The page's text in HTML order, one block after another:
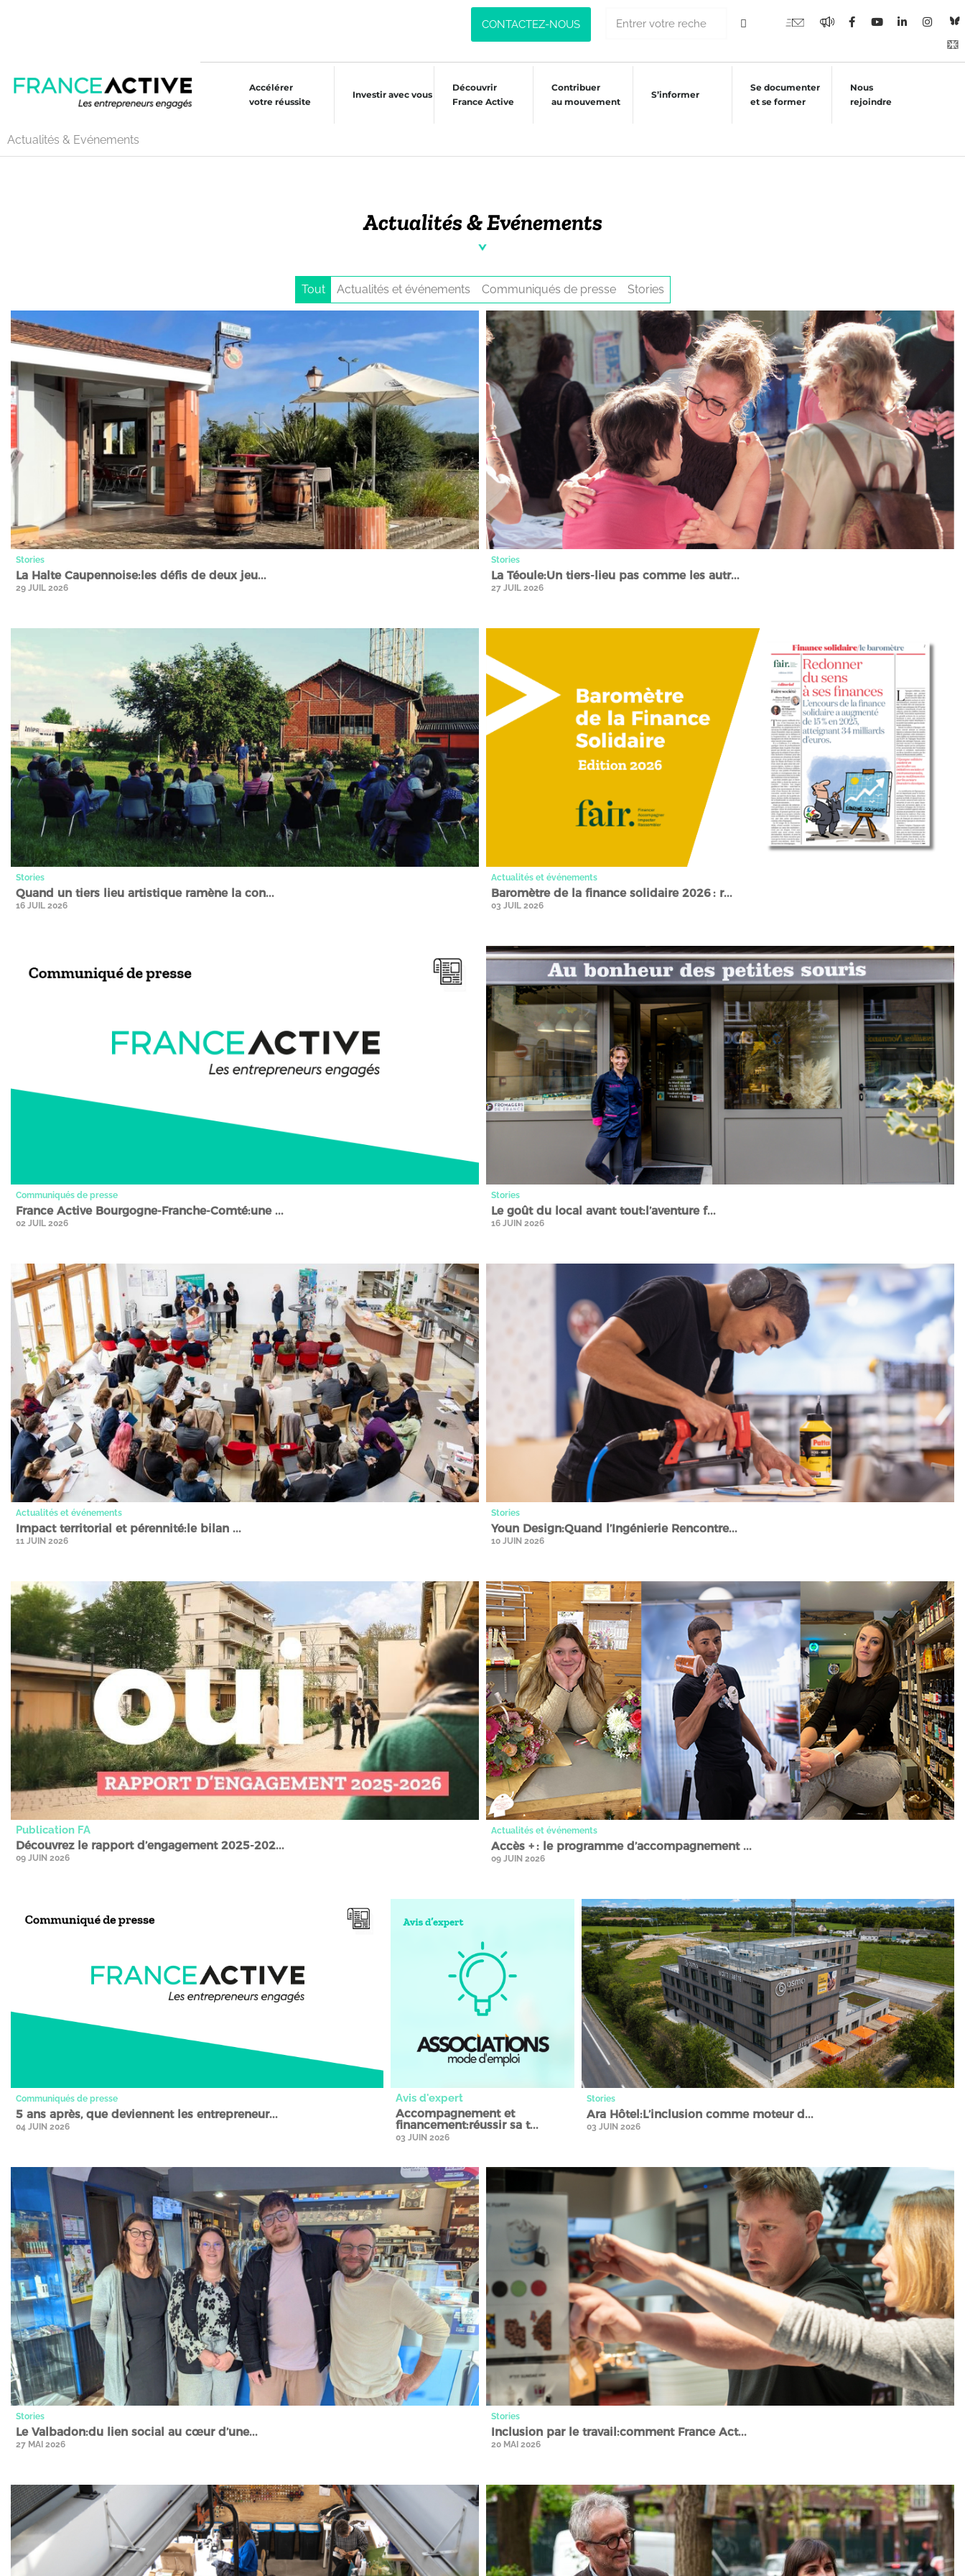
CONTACTEZ-NOUS
Accélérer
votre réussite
Investir avec vous
Découvrir
France Active
Contribuer
au mouvement
S’informer
Se documenter
et se former
Nous
rejoindre
Actualités & Evénements
Actualités & Evénements
Tout Actualités et événements Communiqués de presse Stories
Stories" />
Stories
La Halte Caupennoise:les défis de deux jeu...
29 JUIL 2026
Stories" />
Stories
La Téoule:Un tiers-lieu pas comme les autr...
27 JUIL 2026
Stories
Quand un tiers lieu artistique ramène la con...
16 JUIL 2026
Actualités et événements" />
Actualités et événements
Baromètre de la finance solidaire 2026 : r...
03 JUIL 2026
Communiqués de presse
France Active Bourgogne-Franche-Comté:une ...
02 JUIL 2026
Stories" />
Stories
Le goût du local avant tout:l’aventure f...
16 JUIN 2026
Actualités et événements" />
Actualités et événements
Impact territorial et pérennité:le bilan ...
11 JUIN 2026
Stories" />
Stories
Youn Design:Quand l’Ingénierie Rencontre...
10 JUIN 2026
Publication FA
Découvrez le rapport d’engagement 2025-202...
09 JUIN 2026
Actualités et événements" />
Actualités et événements
Accès + : le programme d’accompagnement ...
09 JUIN 2026
Communiqués de presse
5 ans après, que deviennent les entrepreneur...
04 JUIN 2026
Avis d'expert
Accompagnement et
financement:réussir sa t...
03 JUIN 2026
Stories" />
Stories
Ara Hôtel:L’inclusion comme moteur d...
03 JUIN 2026
Stories
Le Valbadon:du lien social au cœur d’une...
27 MAI 2026
Stories" />
Stories
Inclusion par le travail:comment France Act...
20 MAI 2026
Stories" /> Actualités et événements" />